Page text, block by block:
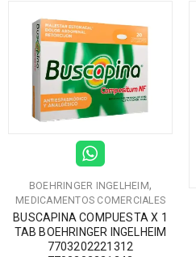
BOEHRINGER INGELHEIM,
MEDICAMENTOS COMERCIALES
BUSCAPINA COMPUESTA X 1
TAB BOEHRINGER INGELHEIM
7703202221312